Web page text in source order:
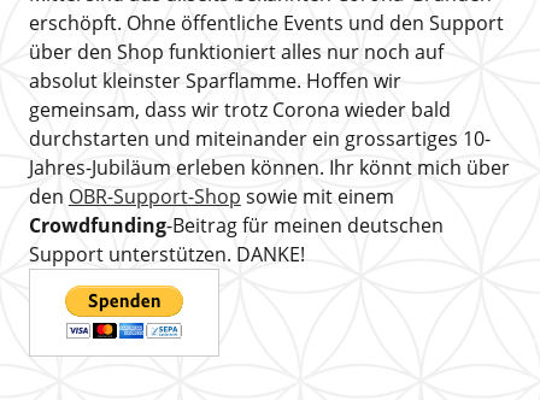
erschöpft. Ohne öffentliche Events und den Support
über den Shop funktioniert alles nur noch auf
absolut kleinster Sparflamme. Hoffen wir
gemeinsam, dass wir trotz Corona wieder bald
durchstarten und miteinander ein grossartiges 10-
Jahres-Jubiläum erleben können. Ihr könnt mich über
den OBR-Support-Shop sowie mit einem
Crowdfunding-Beitrag für meinen deutschen
Support unterstützen. DANKE!